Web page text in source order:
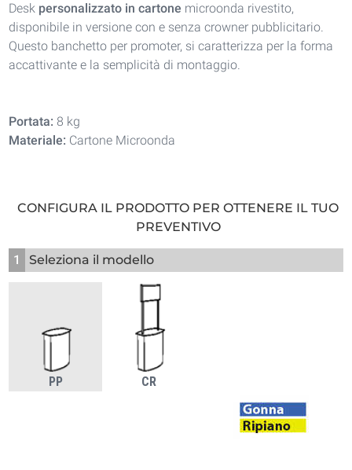
Desk personalizzato in cartone microonda rivestito,
disponibile in versione con e senza crowner pubblicitario.
Questo banchetto per promoter, si caratterizza per la forma
accattivante e la semplicità di montaggio.
Portata: 8 kg
Materiale: Cartone Microonda
CONFIGURA IL PRODOTTO PER OTTENERE IL TUO
PREVENTIVO
1 Seleziona il modello
PP CR